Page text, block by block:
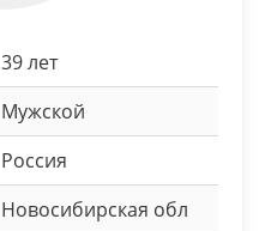
39 лет
Мужской
Россия
Новосибирская обл